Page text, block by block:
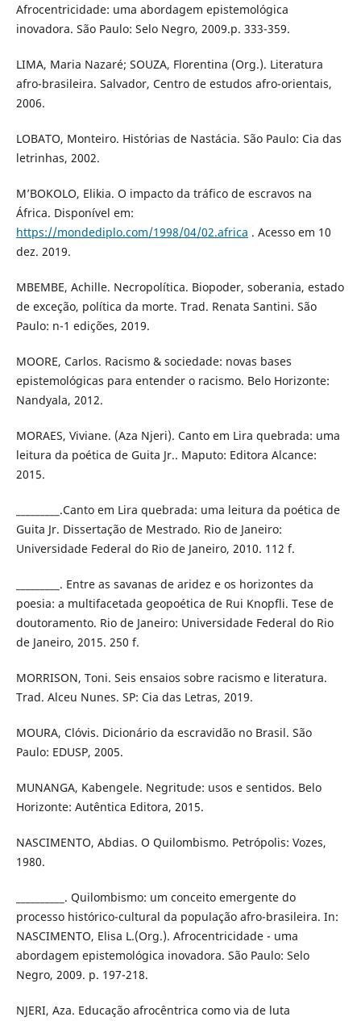
Afrocentricidade: uma abordagem epistemológica
inovadora. São Paulo: Selo Negro, 2009.p. 333-359.
LIMA, Maria Nazaré; SOUZA, Florentina (Org.). Literatura
afro-brasileira. Salvador, Centro de estudos afro-orientais,
2006.
LOBATO, Monteiro. Histórias de Nastácia. São Paulo: Cia das
letrinhas, 2002.
M’BOKOLO, Elikia. O impacto da tráfico de escravos na
África. Disponível em:
https://mondediplo.com/1998/04/02.africa . Acesso em 10
dez. 2019.
MBEMBE, Achille. Necropolítica. Biopoder, soberania, estado
de exceção, política da morte. Trad. Renata Santini. São
Paulo: n-1 edições, 2019.
MOORE, Carlos. Racismo & sociedade: novas bases
epistemológicas para entender o racismo. Belo Horizonte:
Nandyala, 2012.
MORAES, Viviane. (Aza Njeri). Canto em Lira quebrada: uma
leitura da poética de Guita Jr.. Maputo: Editora Alcance:
2015.
_________.Canto em Lira quebrada: uma leitura da poética de
Guita Jr. Dissertação de Mestrado. Rio de Janeiro:
Universidade Federal do Rio de Janeiro, 2010. 112 f.
_________. Entre as savanas de aridez e os horizontes da
poesia: a multifacetada geopoética de Rui Knopfli. Tese de
doutoramento. Rio de Janeiro: Universidade Federal do Rio
de Janeiro, 2015. 250 f.
MORRISON, Toni. Seis ensaios sobre racismo e literatura.
Trad. Alceu Nunes. SP: Cia das Letras, 2019.
MOURA, Clóvis. Dicionário da escravidão no Brasil. São
Paulo: EDUSP, 2005.
MUNANGA, Kabengele. Negritude: usos e sentidos. Belo
Horizonte: Autêntica Editora, 2015.
NASCIMENTO, Abdias. O Quilombismo. Petrópolis: Vozes,
1980.
__________. Quilombismo: um conceito emergente do
processo histórico-cultural da população afro-brasileira. In:
NASCIMENTO, Elisa L.(Org.). Afrocentricidade - uma
abordagem epistemológica inovadora. São Paulo: Selo
Negro, 2009. p. 197-218.
NJERI, Aza. Educação afrocêntrica como via de luta